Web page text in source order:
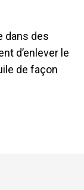
dans des
d’enlever le
de façon